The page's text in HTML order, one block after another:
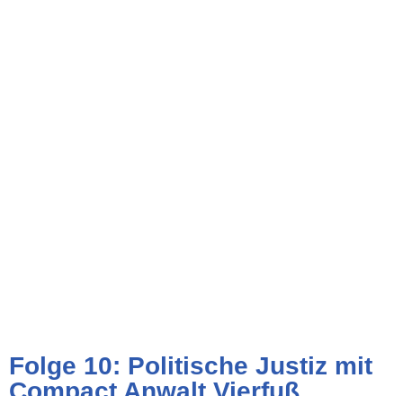
Folge 10: Politische Justiz mit